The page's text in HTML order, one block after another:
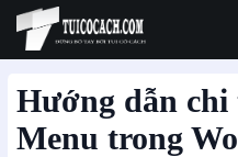
Hướng dẫn chi
Menu trong